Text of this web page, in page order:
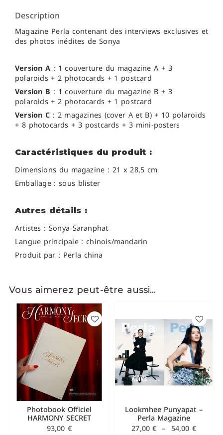
Description
Magazine Perla contenant des interviews exclusives et
des photos inédites de Sonya
Version A : 1 couverture du magazine A + 3
polaroids + 2 photocards + 1 postcard
Version B : 1 couverture du magazine B + 3
polaroids + 2 photocards + 1 postcard
Version C : 2 magazines (cover A et B) + 10 polaroids
+ 8 photocards + 3 postcards + 3 mini-posters
Caractéristiques du produit :
Dimensions du magazine : 21 x 28,5 cm
Emballage : sous blister
Autres détails :
Artistes : Sonya Saranphat
Langue principale : chinois/mandarin
Produit par : Perla china
Vous aimerez peut-être aussi…
Photobook Officiel
HARMONY SECRET
93,00 €
Lookmhee Punyapat –
Perla Magazine
27,00€ – 54,00 €